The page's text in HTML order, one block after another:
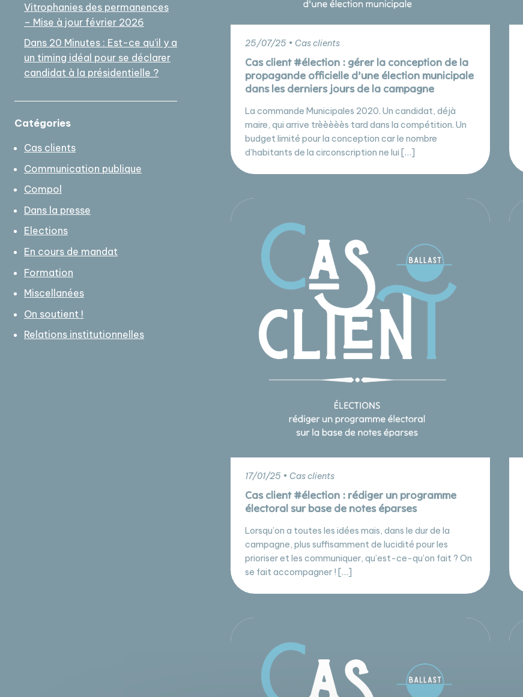
Vitrophanies des permanences
– Mise à jour février 2026
Dans 20 Minutes : Est-ce qu’il y a
un timing idéal pour se déclarer
candidat à la présidentielle ?
Catégories
Cas clients
Communication publique
Compol
Dans la presse
Elections
En cours de mandat
Formation
Miscellanées
On soutient !
Relations institutionnelles
25/07/25 • Cas clients
Cas client #élection : gérer la conception de la
propagande officielle d’une élection municipale
dans les derniers jours de la campagne
La commande Municipales 2020. Un candidat, déjà
maire, qui arrive trèèèèès tard dans la compétition. Un
budget limité pour la conception car le nombre
d’habitants de la circonscription ne lui […]
17/01/25 • Cas clients
Cas client #élection : rédiger un programme
électoral sur base de notes éparses
Lorsqu’on a toutes les idées mais, dans le dur de la
campagne, plus suffisamment de lucidité pour les
prioriser et les communiquer, qu’est-ce-qu’on fait ? On
se fait accompagner ! […]